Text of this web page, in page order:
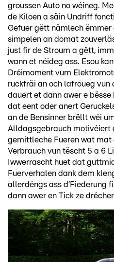
groussen Auto no wéineg.
de Kiloen a säin Undriff
Gefuer gëtt nämlech
simpelen an domat
just fir de Stroum a gëtt,
wann et néideg ass. Esou
Dréimoment vum
ruckfräi an och lafroueg vun
dauert et dann awer e
dat eent oder anert
an de Bensinner brëllt wéi
Alldagsgebrauch motivéiert
gemittleche Fueren wat mat
Verbrauch vun tëscht 5 a 6
Iwwerrascht huet dat
Fuerverhalen dank dem
allerdéngs ass d’Fiederung
dann awer en Tick ze